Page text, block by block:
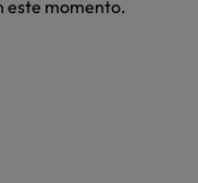
este momento.